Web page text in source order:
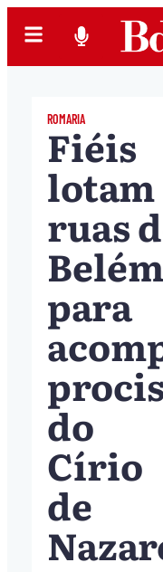
ROMARIA
Fiéis
lotam
ruas
Belém
para
do
Círio
de